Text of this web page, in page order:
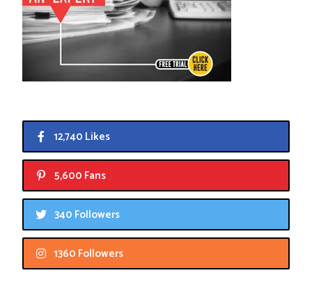
12,740 Likes
5,600 Fans
340 Followers
1360 Followers